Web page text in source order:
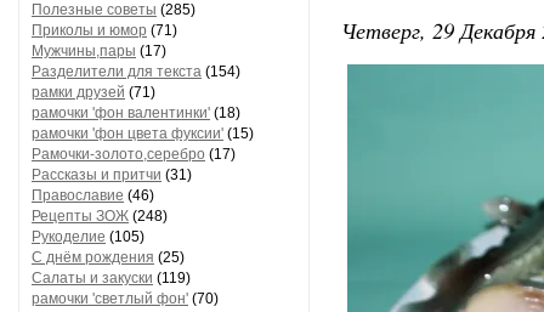
Полезные советы (285)
Приколы и юмор (71)
Мужчины,пары (17)
Разделители для текста (154)
рамки друзей (71)
рамочки 'фон валентинки' (18)
рамочки 'фон цвета фуксии' (15)
Рамочки-золото,серебро (17)
Рассказы и притчи (31)
Православие (46)
Рецепты ЗОЖ (248)
Рукоделие (105)
С днём рождения (25)
Салаты и закуски (119)
рамочки 'светлый фон' (70)
Четверг, 29